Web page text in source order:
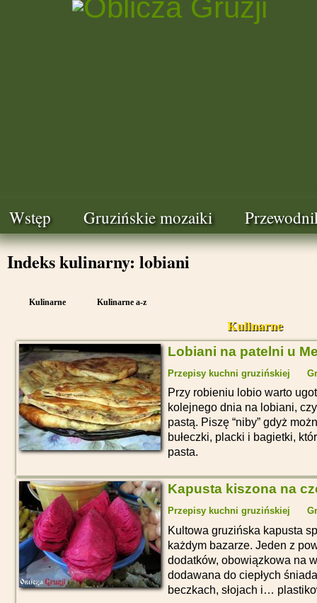
Wstęp Gruzińskie mozaiki
Indeks kulinarny: lobiani
Kulinarne Kulinarne a-z
Kulinarne
Lobiani na patelni u
Przepisy kuchni gruzińskiej
Przy robieniu lobio warto
kolejnego dnia na lobiani,
pastą. Piszę “niby” gdyż
bułeczki, placki i bagietki,
pasta.
Kapusta kiszona na
Przepisy kuchni gruzińskiej
Kultowa gruzińska kapusta
każdym bazarze. Jeden z
dodatków, obowiązkowa na
dodawana do ciepłych
beczkach, słojach i…